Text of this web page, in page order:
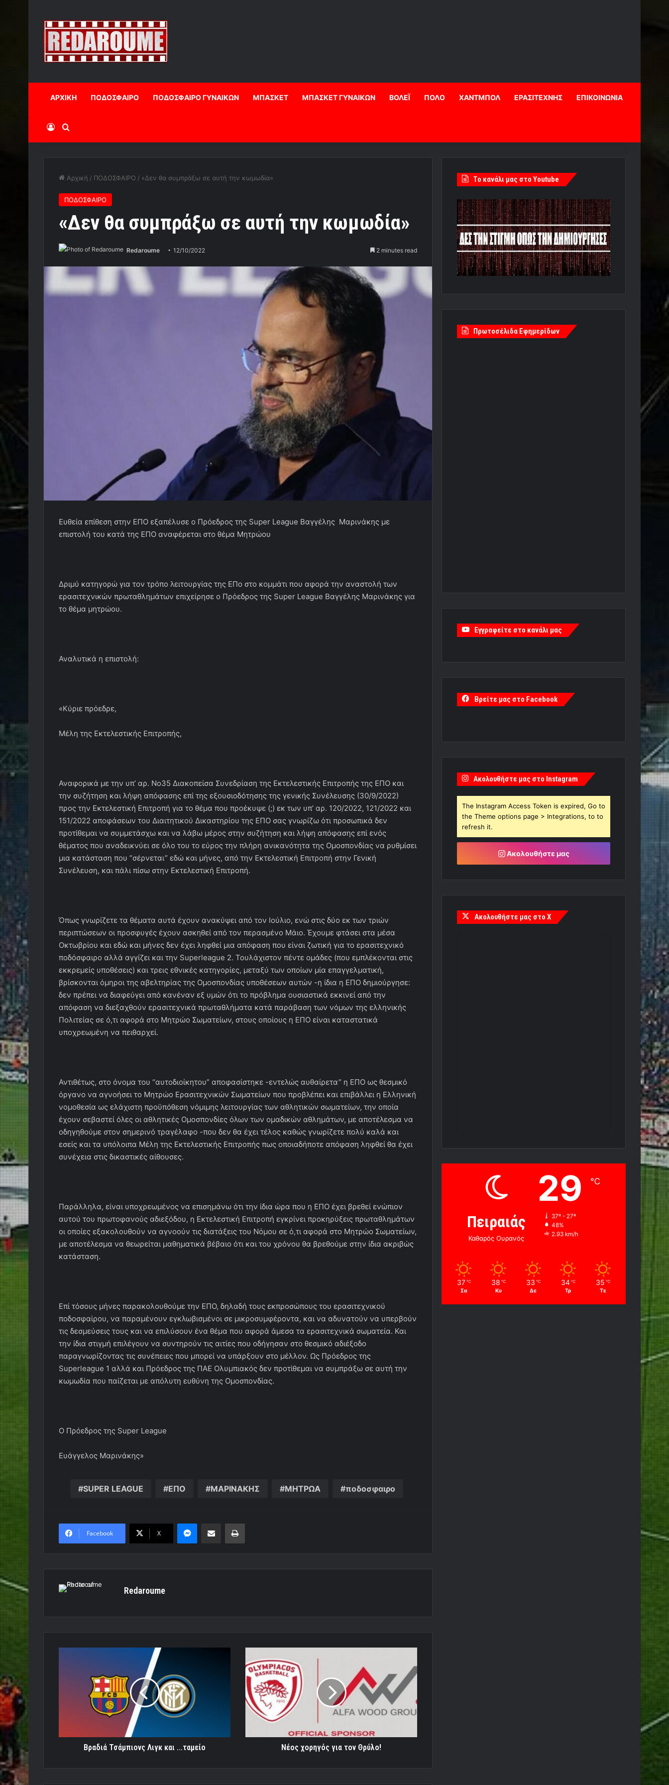
ΑΡΧΙΚΗ ΠΟΔΟΣΦΑΙΡΟ ΠΟΔΟΣΦΑΙΡΟ ΓΥΝΑΙΚΩΝ ΜΠΑΣΚΕΤ ΜΠΑΣΚΕΤ ΓΥΝΑΙΚΩΝ ΒΟΛΕΪ ΠΟΛΟ ΧΑΝΤΜΠΟΛ ΕΡΑΣΙΤΕΧΝΗΣ ΕΠΙΚΟΙΝΩΝΙΑ
Log InΑναζήτηση
Αρχική / ΠΟΔΟΣΦΑΙΡΟ / «Δεν θα συμπράξω σε αυτή την κωμωδία»
ΠΟΔΟΣΦΑΙΡΟ
«Δεν θα συμπράξω σε αυτή την κωμωδία»
Redaroume 12/10/2022 2 minutes read
Ευθεία επίθεση στην ΕΠΟ εξαπέλυσε ο Πρόεδρος της Super League Βαγγέλης Μαρινάκης με
επιστολή του κατά της ΕΠΟ αναφέρεται στο θέμα Μητρώου
Δριμύ κατηγορώ για τον τρόπο λειτουργίας της ΕΠο στο κομμάτι που αφορά την αναστολή των
ερασιτεχνικών πρωταθλημάτων επιχείρησε ο Πρόεδρος της Super League Βαγγέλης Μαρινάκης για
το θέμα μητρώου.
Αναλυτικά η επιστολή:
«Κύριε πρόεδρε,
Μέλη της Εκτελεστικής Επιτροπής,
Αναφορικά με την υπ’ αρ. Νο35 Διακοπείσα Συνεδρίαση της Εκτελεστικής Επιτροπής της ΕΠΟ και
την συζήτηση και λήψη απόφασης επί της εξουσιοδότησης της γενικής Συνέλευσης (30/9/2022)
προς την Εκτελεστική Επιτροπή για το θέμα που προέκυψε (;) εκ των υπ’ αρ. 120/2022, 121/2022 και
151/2022 αποφάσεων του Διαιτητικού Δικαστηρίου της ΕΠΟ σας γνωρίζω ότι προσωπικά δεν
προτίθεμαι να συμμετάσχω και να λάβω μέρος στην συζήτηση και λήψη απόφασης επί ενός
θέματος που αναδεικνύει σε όλο του το εύρος την πλήρη ανικανότητα της Ομοσπονδίας να ρυθμίσει
μια κατάσταση που “σέρνεται” εδώ και μήνες, από την Εκτελεστική Επιτροπή στην Γενική
Συνέλευση, και πάλι πίσω στην Εκτελεστική Επιτροπή.
Όπως γνωρίζετε τα θέματα αυτά έχουν ανακύψει από τον Ιούλιο, ενώ στις δύο εκ των τριών
περιπτώσεων οι προσφυγές έχουν ασκηθεί από τον περασμένο Μάιο. Έχουμε φτάσει στα μέσα
Οκτωβρίου και εδώ και μήνες δεν έχει ληφθεί μια απόφαση που είναι ζωτική για το ερασιτεχνικό
ποδόσφαιρο αλλά αγγίζει και την Superleague 2. Τουλάχιστον πέντε ομάδες (που εμπλέκονται στις
εκκρεμείς υποθέσεις) και τρεις εθνικές κατηγορίες, μεταξύ των οποίων μία επαγγελματική,
βρίσκονται όμηροι της αβελτηρίας της Ομοσπονδίας υποθέσεων αυτών -η ίδια η ΕΠΟ δημιούργησε:
δεν πρέπει να διαφεύγει από κανέναν εξ υμών ότι το πρόβλημα ουσιαστικά εκκινεί από την
απόφαση να διεξαχθούν ερασιτεχνικά πρωταθλήματα κατά παράβαση των νόμων της ελληνικής
Πολιτείας σε ό,τι αφορά στο Μητρώο Σωματείων, στους οποίους η ΕΠΟ είναι καταστατικά
υποχρεωμένη να πειθαρχεί.
Αντιθέτως, στο όνομα του “αυτοδιοίκητου” αποφασίστηκε -εντελώς αυθαίρετα” η ΕΠΟ ως θεσμικό
όργανο να αγνοήσει το Μητρώο Ερασιτεχνικών Σωματείων που προβλέπει και επιβάλλει η Ελληνική
νομοθεσία ως ελάχιστη προϋπόθεση νόμιμης λειτουργίας των αθλητικών σωματείων, την οποία
έχουν σεβαστεί όλες οι αθλητικές Ομοσπονδίες όλων των ομαδικών αθλημάτων, με αποτέλεσμα να
οδηγηθούμε στον σημερινό τραγέλαφο -που δεν θα έχει τέλος καθώς γνωρίζετε πολύ καλά και
εσείς και τα υπόλοιπα Μέλη της Εκτελεστικής Επιτροπής πως οποιαδήποτε απόφαση ληφθεί θα έχει
συνέχεια στις δικαστικές αίθουσες.
Παράλληλα, είναι υποχρεωμένος να επισημάνω ότι την ίδια ώρα που η ΕΠΟ έχει βρεθεί ενώπιον
αυτού του πρωτοφανούς αδιεξόδου, η Εκτελεστική Επιτροπή εγκρίνει προκηρύξεις πρωταθλημάτων
οι οποίες εξακολουθούν να αγνοούν τις διατάξεις του Νόμου σε ό,τι αφορά στο Μητρώο Σωματείων,
με αποτέλεσμα να θεωρείται μαθηματικά βέβαιο ότι και του χρόνου θα βρεθούμε στην ίδια ακριβώς
κατάσταση.
Επί τόσους μήνες παρακολουθούμε την ΕΠΟ, δηλαδή τους εκπροσώπους του ερασιτεχνικού
ποδοσφαίρου, να παραμένουν εγκλωβισμένοι σε μικροσυμφέροντα, και να αδυνατούν να υπερβούν
τις δεσμεύσεις τους και να επιλύσουν ένα θέμα που αφορά άμεσα τα ερασιτεχνικά σωματεία. Και
την ίδια στιγμή επιλέγουν να συντηρούν τις αιτίες που οδήγησαν στο θεσμικό αδιέξοδο
παραγνωρίζοντας τις συνέπειες που μπορεί να υπάρξουν στο μέλλον. Ως Πρόεδρος της
Superleague 1 αλλά και Πρόεδρος της ΠΑΕ Ολυμπιακός δεν προτίθεμαι να συμπράξω σε αυτή την
κωμωδία που παίζεται με απόλυτη ευθύνη της Ομοσπονδίας.
Ο Πρόεδρος της Super League
Ευάγγελος Μαρινάκης»
SUPER LEAGUE ΕΠΟ ΜΑΡΙΝΑΚΗΣ ΜΗΤΡΩΑ ποδοσφαιρο
Facebook X
MessengerΚοινοποίηση μέσω ηλεκτρονικού ταχυδρομείουΕκτύπωση
Redaroume
Βραδιά Τσάμπιονς Λιγκ και ...ταμείο
χορηγός
για
τον
Θρύλο!
Νέος χορηγός για τον Θρύλο!
Tο κανάλι μας στο Youtube
Πρωτοσέλιδα Εφημερίδων
Εγγραφείτε στο κανάλι μας
Βρείτε μας στο Facebook
Ακολουθήστε μας στο Instagram
The Instagram Access Token is expired, Go to
the Theme options page > Integrations, to to
refresh it.
Ακολουθήστε μας
Ακολουθήστε μας στο X
Πειραιάς
Καθαρός Ουρανός
29 ℃
37º - 27º
48%
2.93 km/h
37 ℃
Σα
38 ℃
Κυ
33 ℃
Δε
34 ℃
Τρ
35 ℃
Τε